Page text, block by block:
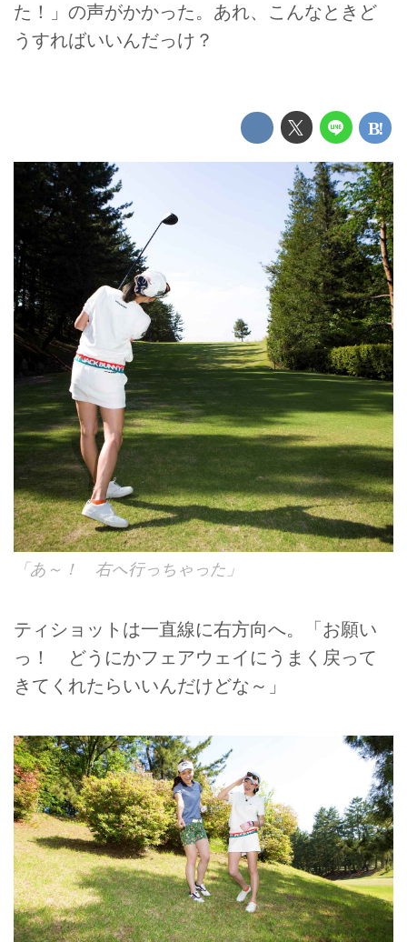
た！」の声がかかった。あれ、こんなときど
うすればいいんだっけ？
「あ～！ 右へ行っちゃった」
ティショットは一直線に右方向へ。「お願い
っ！ どうにかフェアウェイにうまく戻って
きてくれたらいいんだけどな～」